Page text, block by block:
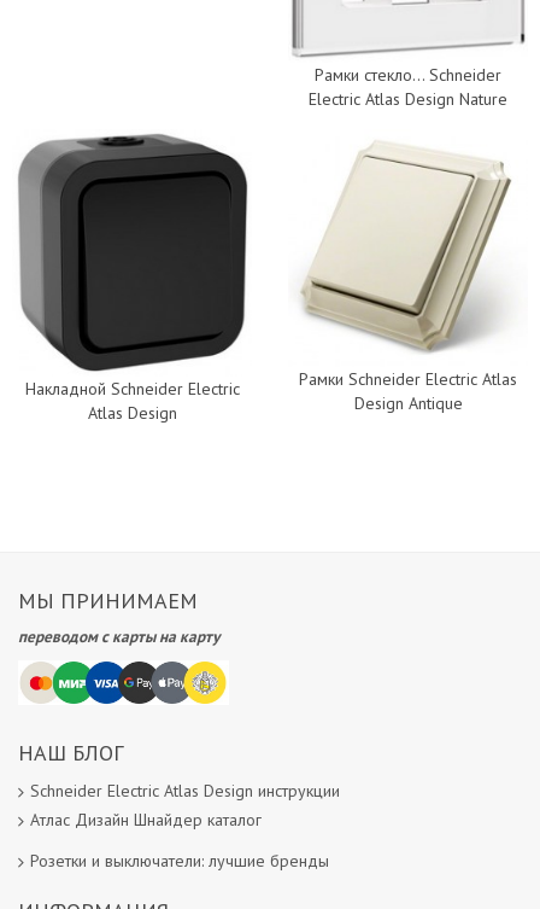
Рамки стекло... Schneider
Electric Atlas Design Nature
Накладной Schneider Electric
Atlas Design
Рамки Schneider Electric Atlas
Design Antique
МЫ ПРИНИМАЕМ
переводом с карты на карту
НАШ БЛОГ
Schneider Electric Atlas Design инструкции
Атлас Дизайн Шнайдер каталог
Розетки и выключатели: лучшие бренды